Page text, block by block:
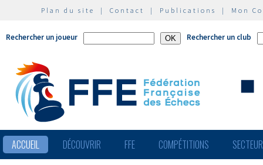
Plan du site | Contact | Publications | Mon
Rechercher un joueur Rechercher un club
ACCUEIL DÉCOUVRIR FFE COMPÉTITIONS